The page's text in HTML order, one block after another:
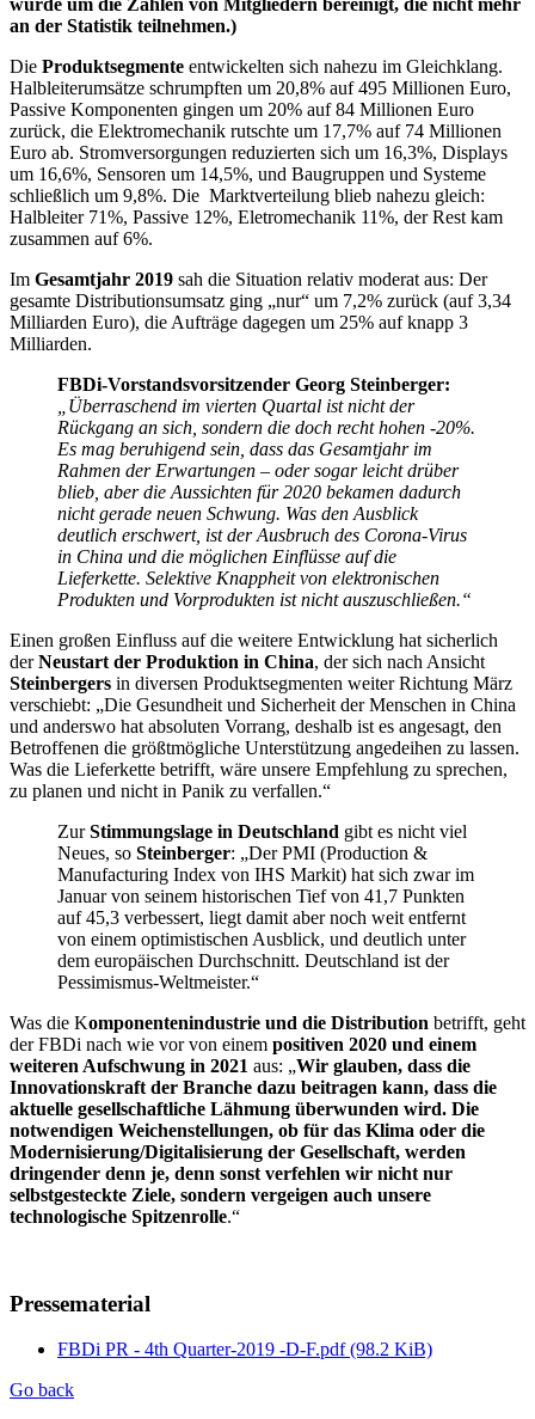
wurde um die Zahlen von Mitgliedern bereinigt, die nicht mehr
an der Statistik teilnehmen.)
Die Produktsegmente entwickelten sich nahezu im Gleichklang.
Halbleiterumsätze schrumpften um 20,8% auf 495 Millionen Euro,
Passive Komponenten gingen um 20% auf 84 Millionen Euro
zurück, die Elektromechanik rutschte um 17,7% auf 74 Millionen
Euro ab. Stromversorgungen reduzierten sich um 16,3%, Displays
um 16,6%, Sensoren um 14,5%, und Baugruppen und Systeme
schließlich um 9,8%. Die Marktverteilung blieb nahezu gleich:
Halbleiter 71%, Passive 12%, Eletromechanik 11%, der Rest kam
zusammen auf 6%.
Im Gesamtjahr 2019 sah die Situation relativ moderat aus: Der
gesamte Distributionsumsatz ging „nur“ um 7,2% zurück (auf 3,34
Milliarden Euro), die Aufträge dagegen um 25% auf knapp 3
Milliarden.
FBDi-Vorstandsvorsitzender Georg Steinberger:
„Überraschend im vierten Quartal ist nicht der
Rückgang an sich, sondern die doch recht hohen -20%.
Es mag beruhigend sein, dass das Gesamtjahr im
Rahmen der Erwartungen – oder sogar leicht drüber
blieb, aber die Aussichten für 2020 bekamen dadurch
nicht gerade neuen Schwung. Was den Ausblick
deutlich erschwert, ist der Ausbruch des Corona-Virus
in China und die möglichen Einflüsse auf die
Lieferkette. Selektive Knappheit von elektronischen
Produkten und Vorprodukten ist nicht auszuschließen.“
Einen großen Einfluss auf die weitere Entwicklung hat sicherlich
derNeustart der Produktion in China, der sich nach Ansicht
Steinbergers in diversen Produktsegmenten weiter Richtung März
verschiebt: „Die Gesundheit und Sicherheit der Menschen in China
und anderswo hat absoluten Vorrang, deshalb ist es angesagt, den
Betroffenen die größtmögliche Unterstützung angedeihen zu lassen.
Was die Lieferkette betrifft, wäre unsere Empfehlung zu sprechen,
zu planen und nicht in Panik zu verfallen.“
ZurStimmungslage in Deutschland gibt es nicht viel
Neues, so Steinberger: „Der PMI (Production &
Manufacturing Index von IHS Markit) hat sich zwar im
Januar von seinem historischen Tief von 41,7 Punkten
auf 45,3 verbessert, liegt damit aber noch weit entfernt
von einem optimistischen Ausblick, und deutlich unter
dem europäischen Durchschnitt. Deutschland ist der
Pessimismus-Weltmeister.“
Was die Komponentenindustrie und die Distribution betrifft, geht
der FBDi nach wie vor von einem positiven 2020 und einem
weiteren Aufschwung in 2021 aus: „Wir glauben, dass die
Innovationskraft der Branche dazu beitragen kann, dass die
aktuelle gesellschaftliche Lähmung überwunden wird. Die
notwendigen Weichenstellungen, ob für das Klima oder die
Modernisierung/Digitalisierung der Gesellschaft, werden
dringender denn je, denn sonst verfehlen wir nicht nur
selbstgesteckte Ziele, sondern vergeigen auch unsere
technologische Spitzenrolle.“
Pressematerial
FBDi PR - 4th Quarter-2019 -D-F.pdf(98.2 KiB)
Go back